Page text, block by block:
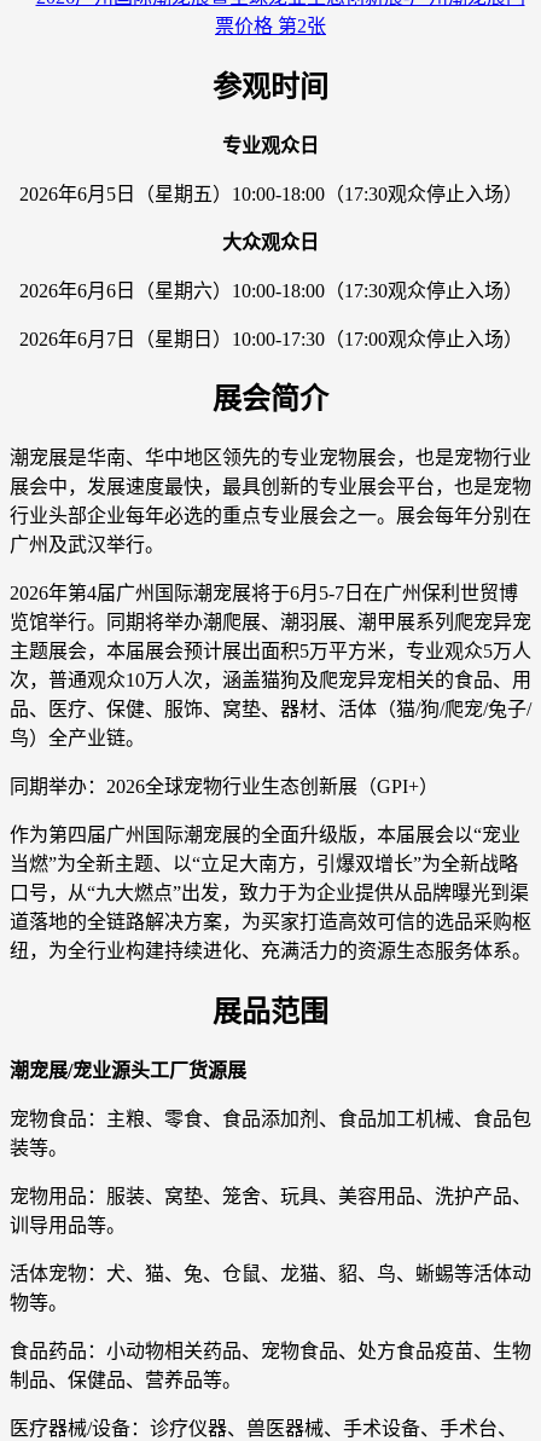
参观时间
专业观众日
2026年6月5日（星期五）10:00-18:00（17:30观众停止入场）
大众观众日
2026年6月6日（星期六）10:00-18:00（17:30观众停止入场）
2026年6月7日（星期日）10:00-17:30（17:00观众停止入场）
展会简介
潮宠展是华南、华中地区领先的专业宠物展会，也是宠物行业
展会中，发展速度最快，最具创新的专业展会平台，也是宠物
行业头部企业每年必选的重点专业展会之一。展会每年分别在
广州及武汉举行。
2026年第4届广州国际潮宠展将于6月5-7日在广州保利世贸博
览馆举行。同期将举办潮爬展、潮羽展、潮甲展系列爬宠异宠
主题展会，本届展会预计展出面积5万平方米，专业观众5万人
次，普通观众10万人次，涵盖猫狗及爬宠异宠相关的食品、用
品、医疗、保健、服饰、窝垫、器材、活体（猫/狗/爬宠/兔子/
鸟）全产业链。
同期举办：2026全球宠物行业生态创新展（GPI+）
作为第四届广州国际潮宠展的全面升级版，本届展会以“宠业
当燃”为全新主题、以“立足大南方，引爆双增长”为全新战略
口号，从“九大燃点”出发，致力于为企业提供从品牌曝光到渠
道落地的全链路解决方案，为买家打造高效可信的选品采购枢
纽，为全行业构建持续进化、充满活力的资源生态服务体系。
展品范围
潮宠展/宠业源头工厂货源展
宠物食品：主粮、零食、食品添加剂、食品加工机械、食品包
装等。
宠物用品：服装、窝垫、笼舍、玩具、美容用品、洗护产品、
训导用品等。
活体宠物：犬、猫、兔、仓鼠、龙猫、貂、鸟、蜥蜴等活体动
物等。
食品药品：小动物相关药品、宠物食品、处方食品疫苗、生物
制品、保健品、营养品等。
医疗器械/设备：诊疗仪器、兽医器械、手术设备、手术台、